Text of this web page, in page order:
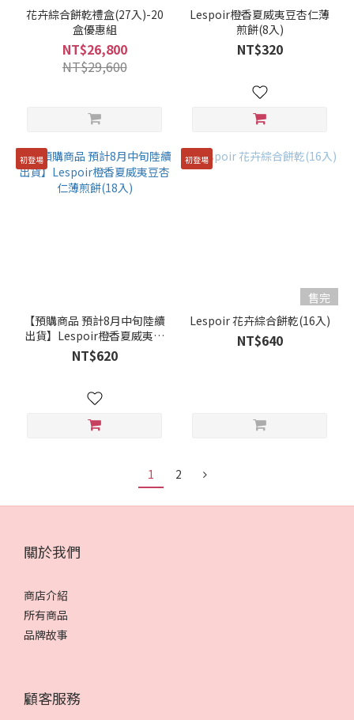
花卉綜合餅乾禮盒(27入)-20
盒優惠組
NT$26,800
NT$29,600
Lespoir橙香夏威夷豆杏仁薄
煎餅(8入)
NT$320
初登場
【預購商品 預計8月中旬陸續
出貨】Lespoir橙香夏威夷豆
杏仁薄煎餅(18入)
NT$620
初登場
售完
Lespoir 花卉綜合餅乾(16入)
NT$640
1 2
關於我們
商店介紹
所有商品
品牌故事
顧客服務